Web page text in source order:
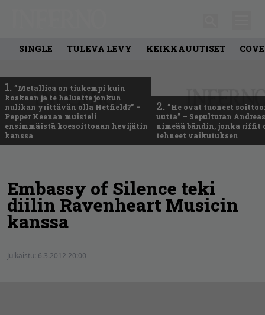
SINGLE TULEVA LEVY KEIKKAUUTISET
1. ”Metallica on tiukempi kuin
koskaan ja te haluatte jonkun
nulikan yrittävän olla Hetfield?” –
Pepper Keenan muisteli
ensimmäistä koesoittoaan hevijätin
kanssa
2. ”He ovat tuoneet
uutta” – Sepulturan
nimeää bändin, jonka riffit
tehneet vaikutuksen
Embassy of Silence teki
diilin Ravenheart Musicin
kanssa
Julkaistu: 6.3.2012 20:00